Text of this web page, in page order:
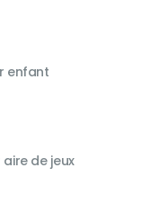
enfant
de jeux